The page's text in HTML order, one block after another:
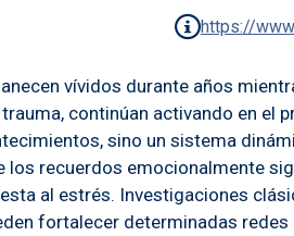
https://
vívidos durante años
continúan activando en
sino un sistema
los recuerdos emocionalmente
al estrés. Investigaciones
fortalecer determinadas